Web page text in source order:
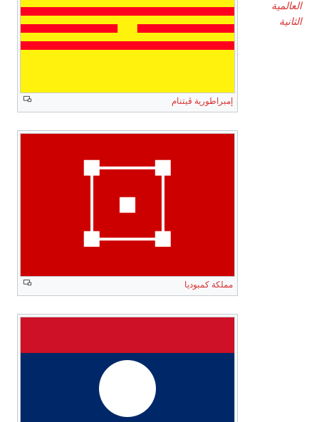
إمبراطورية ڤيتنام
مملكة كمبوديا
العالمية
الثانية
(Szálasi
مزدوجة